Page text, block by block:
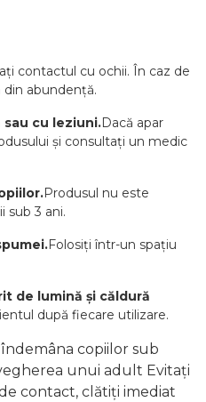
contactul cu ochii. În caz de
abundență.
cu leziuni.Dacă apar
și consultați un medic
Produsul nu este
sub 3 ani.
Folosiți într-un spațiu
de lumină și căldură
după fiecare utilizare.
copiilor sub
unui adult Evitați
contact, clătiți imediat